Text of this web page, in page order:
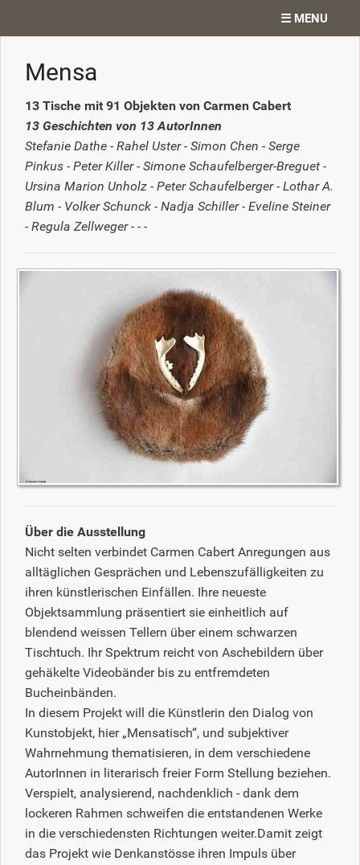
☰ MENU
Ateliergedanken
Texte
Diverses
Mensa
13 Tische mit 91 Objekten von Carmen Cabert
13 Geschichten von 13 AutorInnen
Stefanie Dathe - Rahel Uster - Simon Chen - Serge
Pinkus - Peter Killer - Simone Schaufelberger-Breguet -
Ursina Marion Unholz - Peter Schaufelberger - Lothar A.
Blum - Volker Schunck - Nadja Schiller - Eveline Steiner
- Regula Zellweger - - -
Über die Ausstellung
Nicht selten verbindet Carmen Cabert Anregungen aus
alltäglichen Gesprächen und Lebenszufälligkeiten zu
ihren künstlerischen Einfällen. Ihre neueste
Objektsammlung präsentiert sie einheitlich auf
blendend weissen Tellern über einem schwarzen
Tischtuch. Ihr Spektrum reicht von Aschebildern über
gehäkelte Videobänder bis zu entfremdeten
Bucheinbänden.
In diesem Projekt will die Künstlerin den Dialog von
Kunstobjekt, hier „Mensatisch“, und subjektiver
Wahrnehmung thematisieren, in dem verschiedene
AutorInnen in literarisch freier Form Stellung beziehen.
Verspielt, analysierend, nachdenklich - dank dem
lockeren Rahmen schweifen die entstandenen Werke
in die verschiedensten Richtungen weiter.Damit zeigt
das Projekt wie Denkanstösse ihren Impuls über